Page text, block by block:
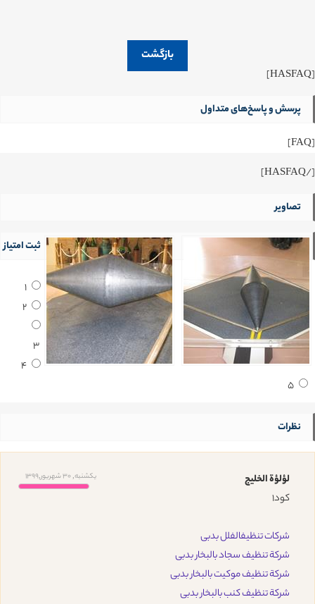
بازگشت
[HASFAQ]
پرسش و پاسخ‌های متداول
[FAQ]
[/HASFAQ]
تصاویر
ثبت امتیاز
1
2
3
4
5
نظرات
یکشنبه, 30 شهریور,1399
لؤلؤة الخليج
كود1
شركات تنظيفالفلل بدبى
شركة تنظيف سجاد بالبخار بدبى
شركة تنظيف موكيت بالبخار بدبى
شركة تنظيف كنب بالبخار بدبى